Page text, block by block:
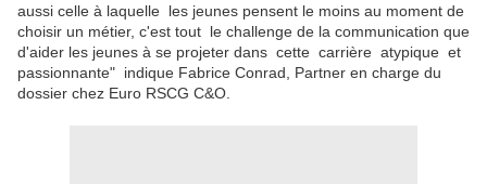
aussi celle à laquelle les jeunes pensent le moins au moment de
choisir un métier, c'est tout le challenge de la communication que
d'aider les jeunes à se projeter dans cette carrière atypique et
passionnante" indique Fabrice Conrad, Partner en charge du
dossier chez Euro RSCG C&O.